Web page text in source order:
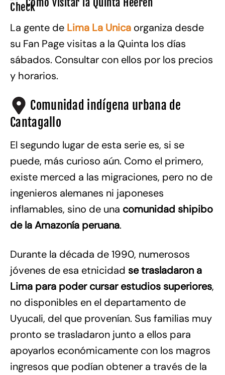
Cómo visitar la Quinta Heeren
La gente de Lima La Unica organiza desde
su Fan Page visitas a la Quinta los días
sábados. Consultar con ellos por los precios
y horarios.
Comunidad indígena urbana de
Cantagallo
El segundo lugar de esta serie es, si se
puede, más curioso aún. Como el primero,
existe merced a las migraciones, pero no de
ingenieros alemanes ni japoneses
inflamables, sino de una comunidad shipibo
de la Amazonía peruana.
Durante la década de 1990, numerosos
jóvenes de esa etnicidad se trasladaron a
Lima para poder cursar estudios superiores,
no disponibles en el departamento de
Uyucali, del que provenían. Sus familias muy
pronto se trasladaron junto a ellos para
apoyarlos económicamente con los magros
ingresos que podían obtener a través de la